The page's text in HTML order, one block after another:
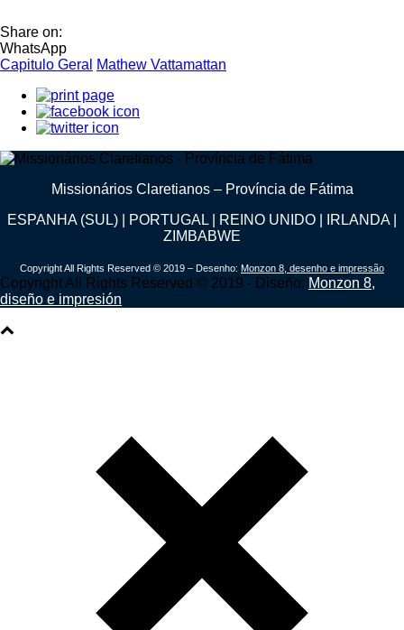
Share on:
WhatsApp
Capitulo Geral
Mathew Vattamattan
Missionários Claretianos – Província de Fátima
ESPANHA (SUL) | PORTUGAL | REINO UNIDO | IRLANDA |
ZIMBABWE
Copyright All Rights Reserved © 2019 – Desenho: Monzon 8, desenho e impressão
Copyright All Rights Reserved © 2019 - Diseño: Monzon 8,
diseño e impresión